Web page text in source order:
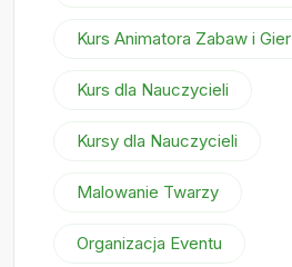
Kurs Animatora Zabaw i Gier
Kurs dla Nauczycieli
Kursy dla Nauczycieli
Malowanie Twarzy
Organizacja Eventu